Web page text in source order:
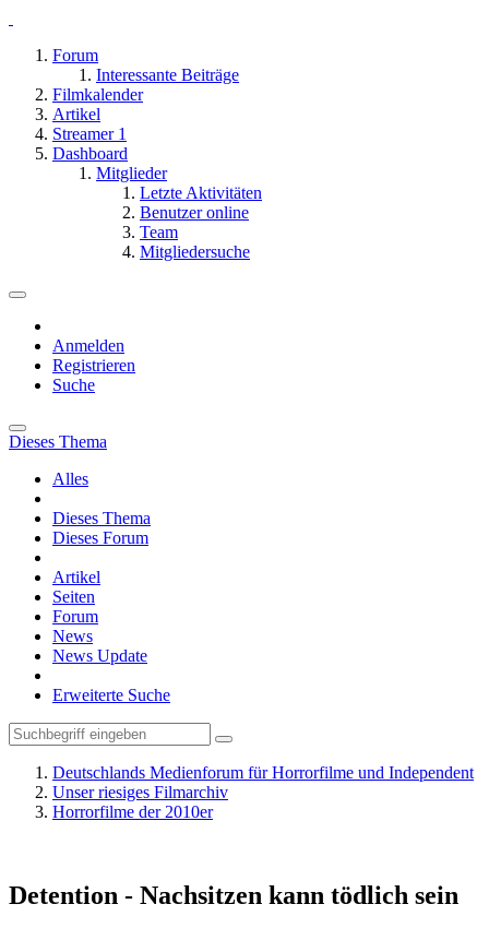
Forum
Interessante Beiträge
Filmkalender
Artikel
Streamer 1
Dashboard
Mitglieder
Letzte Aktivitäten
Benutzer online
Team
Mitgliedersuche
Anmelden
Registrieren
Suche
Dieses Thema
Alles
Dieses Thema
Dieses Forum
Artikel
Seiten
Forum
News
News Update
Erweiterte Suche
Deutschlands Medienforum für Horrorfilme und Independent
Unser riesiges Filmarchiv
Horrorfilme der 2010er
Detention - Nachsitzen kann tödlich sein